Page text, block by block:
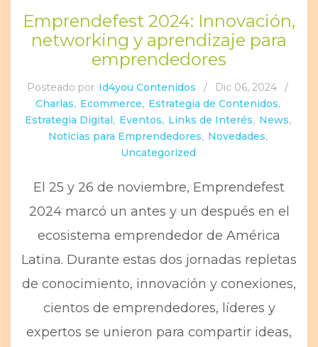
Emprendefest 2024: Innovación,
networking y aprendizaje para
emprendedores
Posteado por Id4you Contenidos / Dic 06, 2024
/
Charlas, Ecommerce, Estrategia de Contenidos,
Estrategia Digital, Eventos, Links de Interés, News,
Noticias para Emprendedores, Novedades,
Uncategorized
El 25 y 26 de noviembre, Emprendefest
2024 marcó un antes y un después en el
ecosistema emprendedor de América
Latina. Durante estas dos jornadas repletas
de conocimiento, innovación y conexiones,
cientos de emprendedores, líderes y
expertos se unieron para compartir ideas,